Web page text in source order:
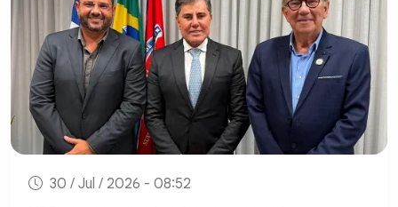
30 / Jul / 2026 - 08:52